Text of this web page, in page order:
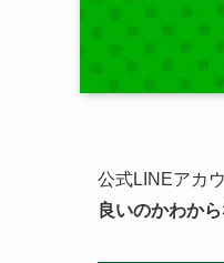
公式LINEアカ
良いのかわから